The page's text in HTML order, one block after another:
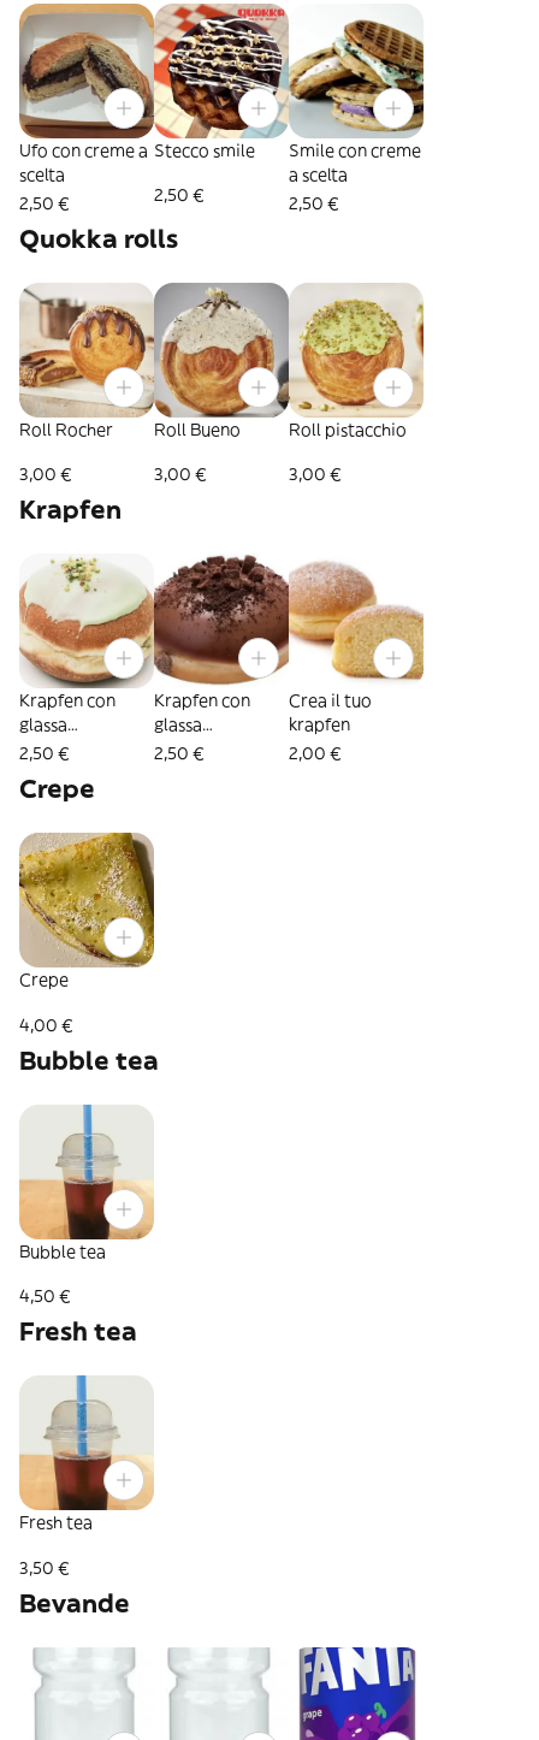
Ufo con creme a
scelta
2,50 €
Stecco smile
2,50 €
Smile con creme
a scelta
2,50 €
Quokka rolls
Roll Rocher
3,00 €
Roll Bueno
3,00 €
Roll pistacchio
3,00 €
Krapfen
Krapfen con
glassa
cioccolato
mix
2,50 €
Krapfen con
glassa
cioccolato e
2,50 €
Crea il tuo
krapfen
2,00 €
Crepe
Crepe
4,00 €
Bubble tea
Bubble tea
4,50 €
Fresh tea
Fresh tea
3,50 €
Bevande